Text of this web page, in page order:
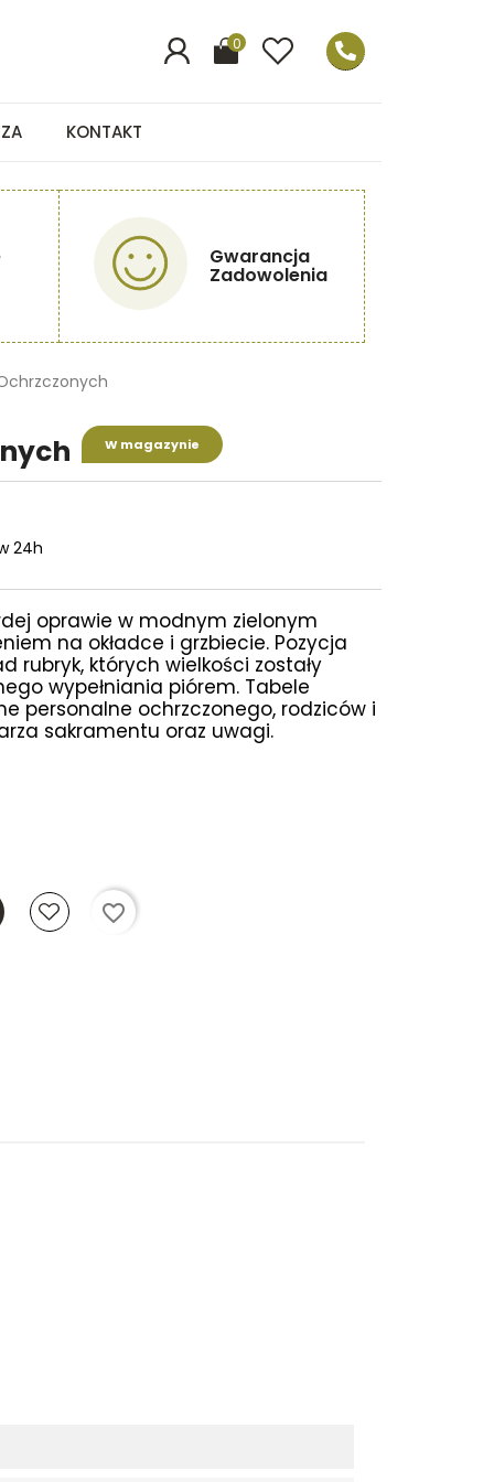
0
KONTAKT
Gwarancja
Zadowolenia
W magazynie
24h
oprawie w modnym zielonym
na okładce i grzbiecie. Pozycja
rubryk, których wielkości zostały
wypełniania piórem. Tabele
personalne ochrzczonego, rodziców i
sakramentu oraz uwagi.
favorite_border